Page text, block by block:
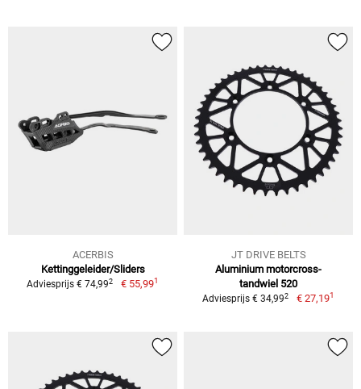
ACERBIS
Kettinggeleider/Sliders
Adviesprijs € 74,992 € 55,991
JT DRIVE BELTS
Aluminium motorcross-
tandwiel 520
Adviesprijs € 34,992 € 27,191